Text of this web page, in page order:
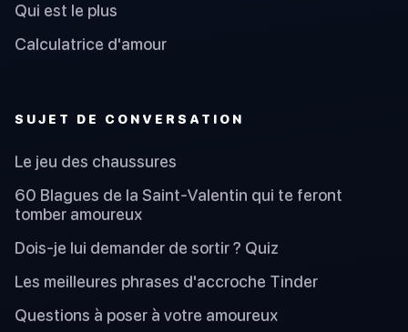
Qui est le plus
Calculatrice d'amour
SUJET DE CONVERSATION
Le jeu des chaussures
60 Blagues de la Saint-Valentin qui te feront
tomber amoureux
Dois-je lui demander de sortir ? Quiz
Les meilleures phrases d'accroche Tinder
Questions à poser à votre amoureux